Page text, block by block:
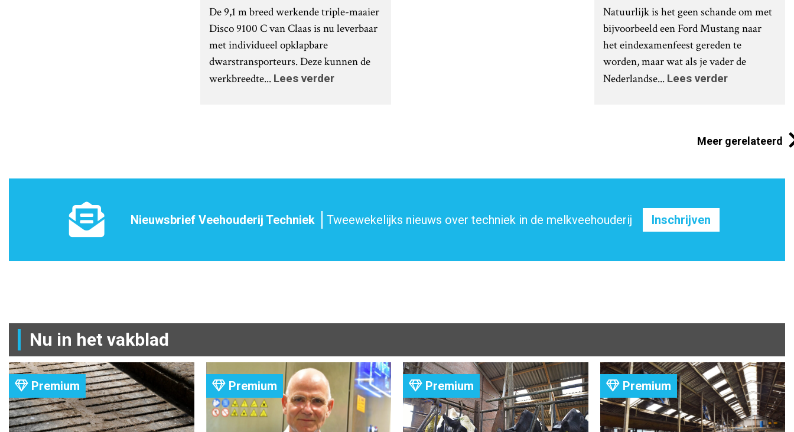
De 9,1 m breed werkende triple-maaier
Disco 9100 C van Claas is nu leverbaar
met individueel opklapbare
dwarstransporteurs. Deze kunnen de
werkbreedte... Lees verder
Natuurlijk is het geen schande om met
bijvoorbeeld een Ford Mustang naar
het eindexamenfeest gereden te
worden, maar wat als je vader de
Nederlandse... Lees verder
Meer gerelateerd
Nieuwsbrief Veehouderij Techniek Tweewekelijks nieuws over techniek in de melkveehouderij Inschrijven
Nu in het vakblad
Premium Premium Premium Premium